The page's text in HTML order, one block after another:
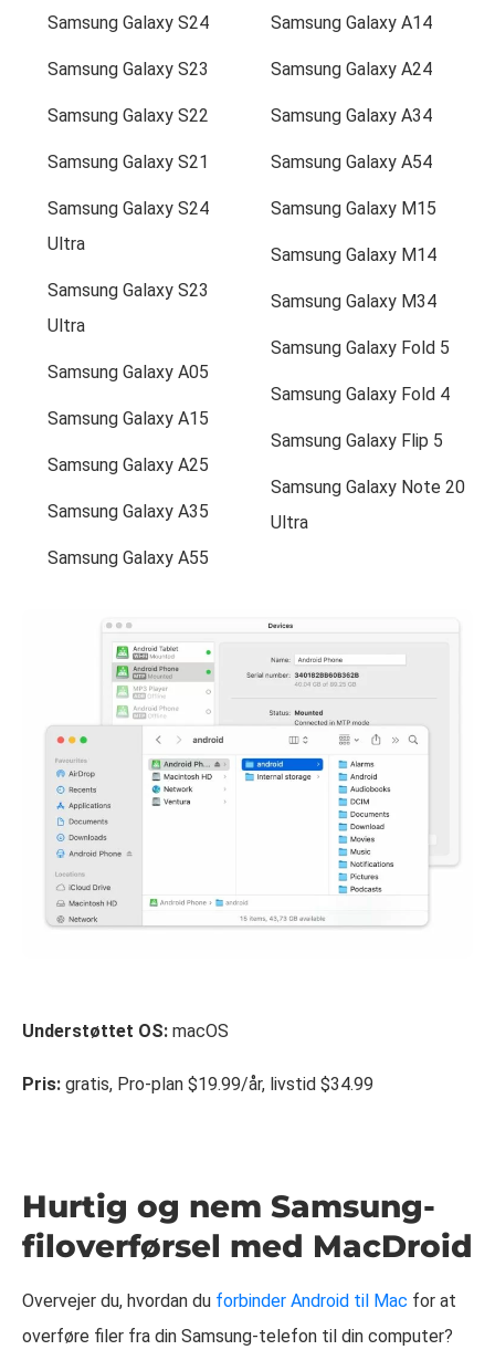
Samsung Galaxy S24
Samsung Galaxy S23
Samsung Galaxy S22
Samsung Galaxy S21
Samsung Galaxy S24
Ultra
Samsung Galaxy S23
Ultra
Samsung Galaxy A05
Samsung Galaxy A15
Samsung Galaxy A25
Samsung Galaxy A35
Samsung Galaxy A55
Samsung Galaxy A14
Samsung Galaxy A24
Samsung Galaxy A34
Samsung Galaxy A54
Samsung Galaxy M15
Samsung Galaxy M14
Samsung Galaxy M34
Samsung Galaxy Fold 5
Samsung Galaxy Fold 4
Samsung Galaxy Flip 5
Samsung Galaxy Note 20
Ultra
Understøttet OS: macOS
Pris: gratis, Pro-plan $19.99/år, livstid $34.99
Hurtig og nem Samsung-
filoverførsel med MacDroid
Overvejer du, hvordan du forbinder Android til Mac for at
overføre filer fra din Samsung-telefon til din computer?